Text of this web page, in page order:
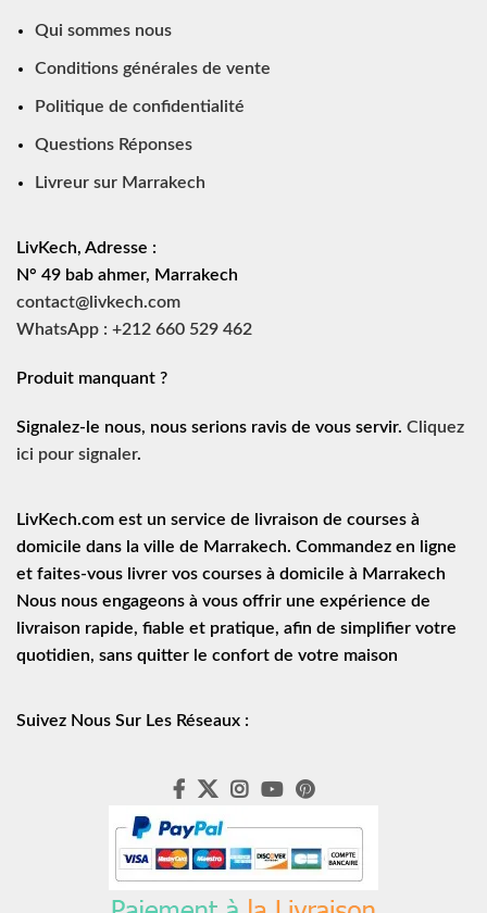
Qui sommes nous
Conditions générales de vente
Politique de confidentialité
Questions Réponses
Livreur sur Marrakech
LivKech, Adresse :
N° 49 bab ahmer, Marrakech
contact@livkech.com
WhatsApp : +212 660 529 462
Produit manquant ?
Signalez-le nous, nous serions ravis de vous servir. Cliquez
ici pour signaler.
LivKech.com est un service de
livraison de courses à
domicile dans la ville de Marrakech. Commandez en ligne
et faites-vous livrer vos courses à domicile à Marrakech
Nous nous engageons à vous offrir une expérience de
livraison rapide, fiable et pratique, afin de simplifier votre
quotidien, sans quitter le confort de votre maison
Suivez Nous Sur Les Réseaux :